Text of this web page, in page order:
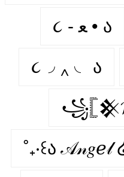
૮ - ﻌ • ა
૮◞ ‸ ◟ ა
˚₊‧꒰ა 𝒜𝓃𝑔ℯ𝓁 ໒